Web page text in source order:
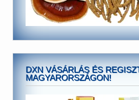
DXN VÁSÁRLÁS ÉS
MAGYARORSZÁGON!